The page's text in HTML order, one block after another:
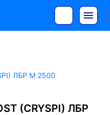
ЛБР М 2500
(CRYSPI) ЛБР